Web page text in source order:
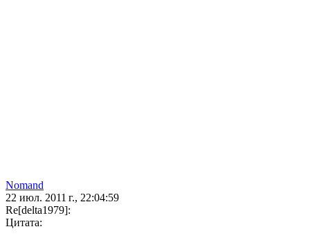
Nomand
22 июл. 2011 г., 22:04:59
Re[delta1979]:
Цитата: